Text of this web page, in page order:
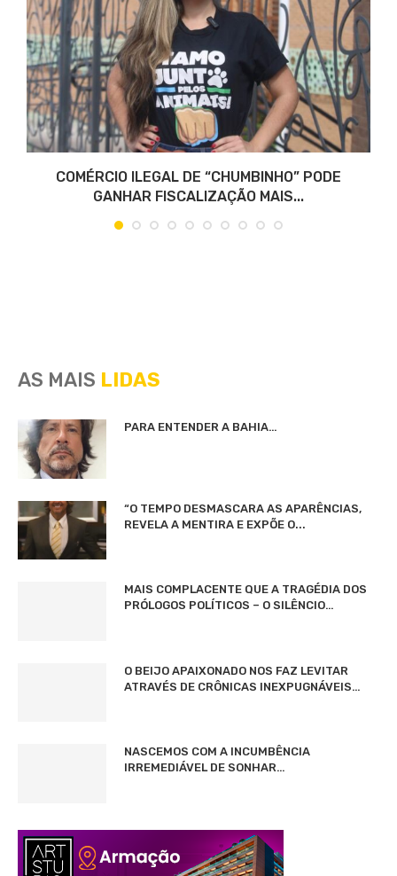
COMÉRCIO ILEGAL DE “CHUMBINHO” PODE
GANHAR FISCALIZAÇÃO MAIS...
AS MAIS LIDAS
PARA ENTENDER A BAHIA…
“O TEMPO DESMASCARA AS APARÊNCIAS,
REVELA A MENTIRA E EXPÕE O...
MAIS COMPLACENTE QUE A TRAGÉDIA DOS
PRÓLOGOS POLÍTICOS – O SILÊNCIO…
O BEIJO APAIXONADO NOS FAZ LEVITAR
ATRAVÉS DE CRÔNICAS INEXPUGNÁVEIS…
NASCEMOS COM A INCUMBÊNCIA
IRREMEDIÁVEL DE SONHAR…